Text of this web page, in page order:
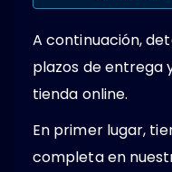
A continuación,
plazos de entrega
tienda online.
En primer lugar,
completa en